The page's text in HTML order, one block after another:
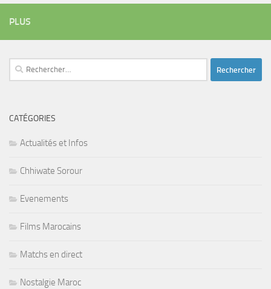
PLUS
Rechercher :
CATÉGORIES
Actualités et Infos
Chhiwate Sorour
Evenements
Films Marocains
Matchs en direct
Nostalgie Maroc